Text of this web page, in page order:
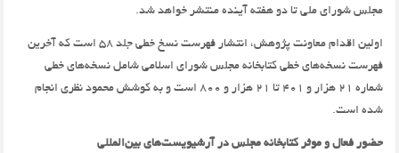
مجلس شورای ملی تا دو هفته آینده منتشر خواهد شد.
اولین اقدام معاونت پژوهش، انتشار فهرست نسخ خطی جلد 58 است که آخرین
فهرست نسخه‌های خطی کتابخانه مجلس شورای اسلامی شامل نسخه‌های خطی
شماره 21 هزار و 401 تا 21 هزار و 800 است و به کوشش محمود نظری انجام
شده است.
حضور فعال و موثر کتابخانه مجلس در آرشیویست‌‌های بین‌المللی